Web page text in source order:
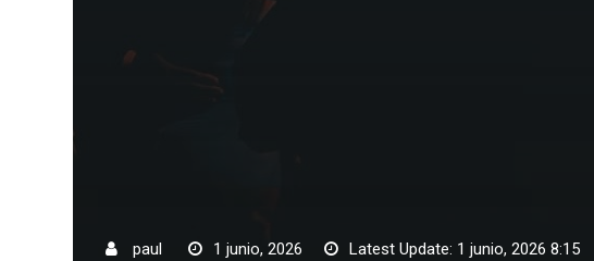
paul 1 junio, 2026 Latest Update: 1 junio, 2026 8:15